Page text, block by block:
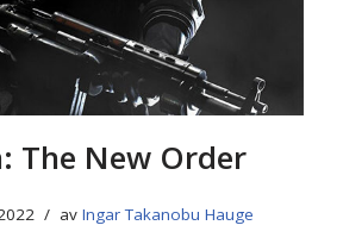
The New Order
av Ingar Takanobu Hauge